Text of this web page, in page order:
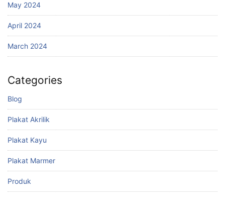
May 2024
April 2024
March 2024
Categories
Blog
Plakat Akrilik
Plakat Kayu
Plakat Marmer
Produk